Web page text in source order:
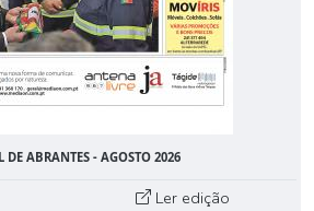
DE ABRANTES - AGOSTO 2026
Ler edição